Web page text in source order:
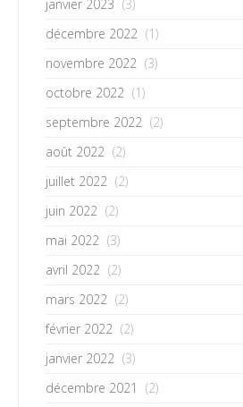
janvier 2023 (3)
décembre 2022 (1)
novembre 2022 (3)
octobre 2022 (1)
septembre 2022 (2)
août 2022 (2)
juillet 2022 (2)
juin 2022 (2)
mai 2022 (3)
avril 2022 (2)
mars 2022 (2)
février 2022 (2)
janvier 2022 (3)
décembre 2021
(2)